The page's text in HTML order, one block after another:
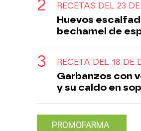
RECETAS DEL 23
Huevos
bechamel de
RECETA DEL 18 DE
Garbanzos con
y su caldo en
PROMOFARMA